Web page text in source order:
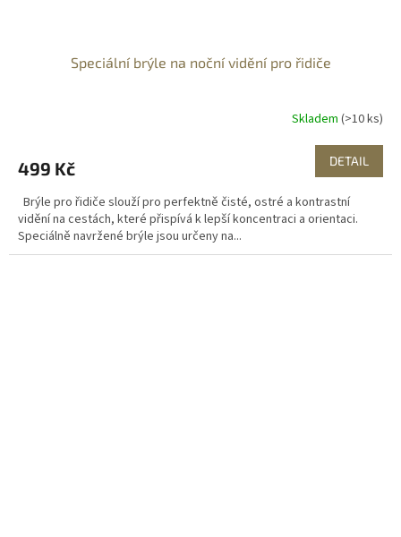
Speciální brýle na noční vidění pro řidiče
Skladem (>10 ks)
499 Kč DETAIL
Brýle pro řidiče slouží pro perfektně čisté, ostré a kontrastní
vidění na cestách, které přispívá k lepší koncentraci a orientaci.
Speciálně navržené brýle jsou určeny na...